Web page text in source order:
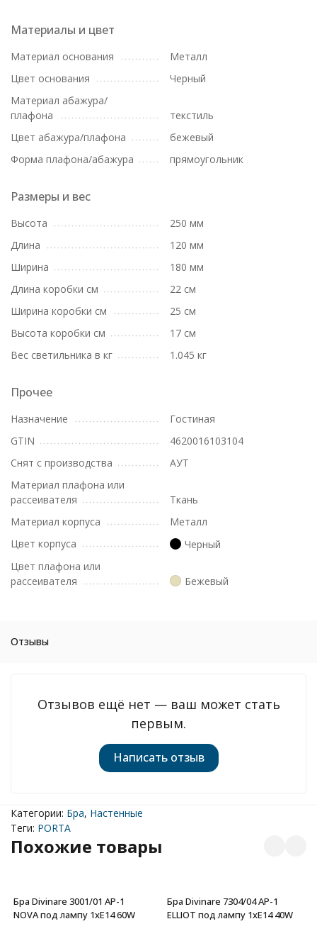
Материалы и цвет
Материал основания
Металл
Цвет основания
Черный
Материал абажура/
плафона
текстиль
Цвет абажура/плафона
бежевый
Форма плафона/абажура
прямоугольник
Размеры и вес
Высота
250 мм
Длина
120 мм
Ширина
180 мм
Длина коробки см
22 см
Ширина коробки см
25 см
Высота коробки см
17 см
Вес светильника в кг
1.045 кг
Прочее
Назначение
Гостиная
GTIN
4620016103104
Снят с производства
АУТ
Материал плафона или
рассеивателя
Ткань
Материал корпуса
Металл
Цвет корпуса
Черный
Цвет плафона или
рассеивателя
Бежевый
Отзывы
Отзывов ещё нет — ваш может стать
первым.
Написать отзыв
Категории: Бра, Настенные
Теги: PORTA
Похожие товары
Бра Divinare 3001/01 AP-1
NOVA под лампу 1xE14 60W
Бра Divinare 7304/04 AP-1
ELLIOT под лампу 1xE14 40W